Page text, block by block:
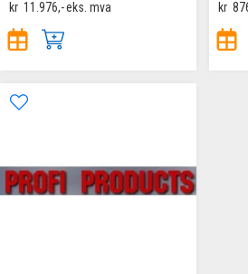
kr 11.976,-eks. mva
kr